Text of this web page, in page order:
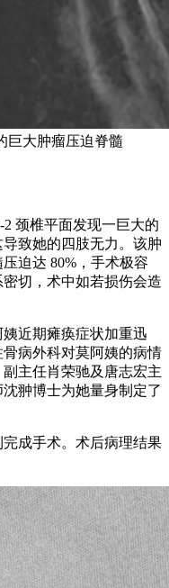
巨大肿瘤压迫脊髓
颈椎平面发现一巨大的
致她的四肢无力。该肿
迫达 80%，手术极容
切，术中如若损伤会造
近期瘫痪症状加重迅
病外科对莫阿姨的病情
主任肖荣驰及唐志宏主
翀博士为她量身制定了
成手术。术后病理结果